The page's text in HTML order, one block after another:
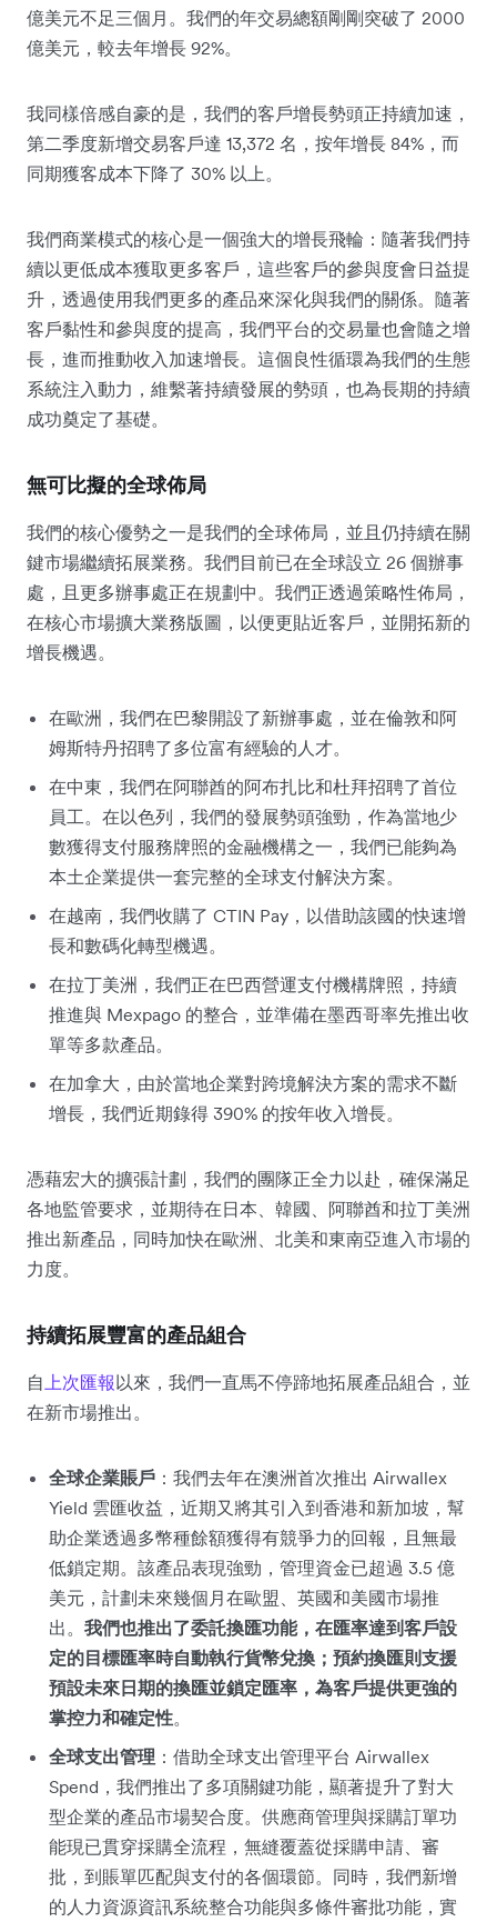
億美元不足三個月。我們的年交易總額剛剛突破了 2000
億美元，較去年增長 92%。
我同樣倍感自豪的是，我們的客戶增長勢頭正持續加速，
第二季度新增交易客戶達 13,372 名，按年增長 84%，而
同期獲客成本下降了 30% 以上。
我們商業模式的核心是一個強大的增長飛輪：隨著我們持
續以更低成本獲取更多客戶，這些客戶的參與度會日益提
升，透過使用我們更多的產品來深化與我們的關係。隨著
客戶黏性和參與度的提高，我們平台的交易量也會隨之增
長，進而推動收入加速增長。這個良性循環為我們的生態
系統注入動力，維繫著持續發展的勢頭，也為長期的持續
成功奠定了基礎。
無可比擬的全球佈局
我們的核心優勢之一是我們的全球佈局，並且仍持續在關
鍵市場繼續拓展業務。我們目前已在全球設立 26 個辦事
處，且更多辦事處正在規劃中。我們正透過策略性佈局，
在核心市場擴大業務版圖，以便更貼近客戶，並開拓新的
增長機遇。
在歐洲，我們在巴黎開設了新辦事處，並在倫敦和阿
姆斯特丹招聘了多位富有經驗的人才。
在中東，我們在阿聯酋的阿布扎比和杜拜招聘了首位
員工。在以色列，我們的發展勢頭強勁，作為當地少
數獲得支付服務牌照的金融機構之一，我們已能夠為
本土企業提供一套完整的全球支付解決方案。
在越南，我們收購了 CTIN Pay，以借助該國的快速增
長和數碼化轉型機遇。
在拉丁美洲，我們正在巴西營運支付機構牌照，持續
推進與 Mexpago 的整合，並準備在墨西哥率先推出收
單等多款產品。
在加拿大，由於當地企業對跨境解決方案的需求不斷
增長，我們近期錄得 390% 的按年收入增長。
憑藉宏大的擴張計劃，我們的團隊正全力以赴，確保滿足
各地監管要求，並期待在日本、韓國、阿聯酋和拉丁美洲
推出新產品，同時加快在歐洲、北美和東南亞進入市場的
力度。
持續拓展豐富的產品組合
自 上次匯報以來，我們一直馬不停蹄地拓展產品組合，並
在新市場推出。
全球企業賬戶 ：我們去年在澳洲首次推出 Airwallex
Yield 雲匯收益，近期又將其引入到香港和新加坡，幫
助企業透過多幣種餘額獲得有競爭力的回報，且無最
低鎖定期。該產品表現強勁，管理資金已超過 3.5 億
美元，計劃未來幾個月在歐盟、英國和美國市場推
出。 我們也推出了委託換匯功能，在匯率達到客戶設
定的目標匯率時自動執行貨幣兌換；預約換匯則支援
預設未來日期的換匯並鎖定匯率，為客戶提供更強的
掌控力和確定性。
全球支出管理 ：借助全球支出管理平台 Airwallex
Spend，我們推出了多項關鍵功能，顯著提升了對大
型企業的產品市場契合度。供應商管理與採購訂單功
能現已貫穿採購全流程，無縫覆蓋從採購申請、審
批，到賬單匹配與支付的各個環節。同時，我們新增
的人力資源資訊系統整合功能與多條件審批功能，實